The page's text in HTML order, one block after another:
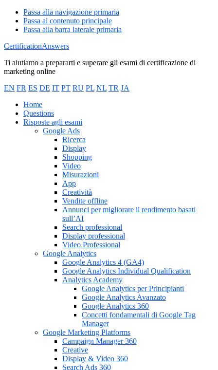
Passa alla navigazione primaria
Passa al contenuto principale
Passa alla barra laterale primaria
CertificationAnswers
Ti aiutiamo a prepararti e superare gli esami di certificazione di
marketing online
EN FR ES DE IT PT RU PL NL TR JA
Home
Questions
Risposte agli esami
Google Ads
Ricerca
Display
Shopping
Video
Misurazioni
App
Creatività
Vendite offline
Annunci per migliorare il rendimento basati
sull’AI
Search professional
Display professional
Video Professional
Google Analytics
Google Analytics 4 (GA4)
Google Analytics Individual Qualification
Analytics Academy
Google Analytics per Principianti
Google Analytics Avanzato
Google Analytics 360
Concetti fondamentali di Google Tag
Manager
Google Marketing Platforms
Campaign Manager 360
Creative
Display & Video 360
Search Ads 360